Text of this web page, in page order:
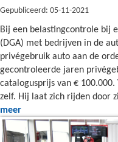
Gepubliceerd: 05-11-2021
Bij een belastingcontrole bij
(DGA) met bedrijven in de
privégebruik auto aan de
gecontroleerde jaren
catalogusprijs van €
zelf. Hij laat zich rijden door
meer